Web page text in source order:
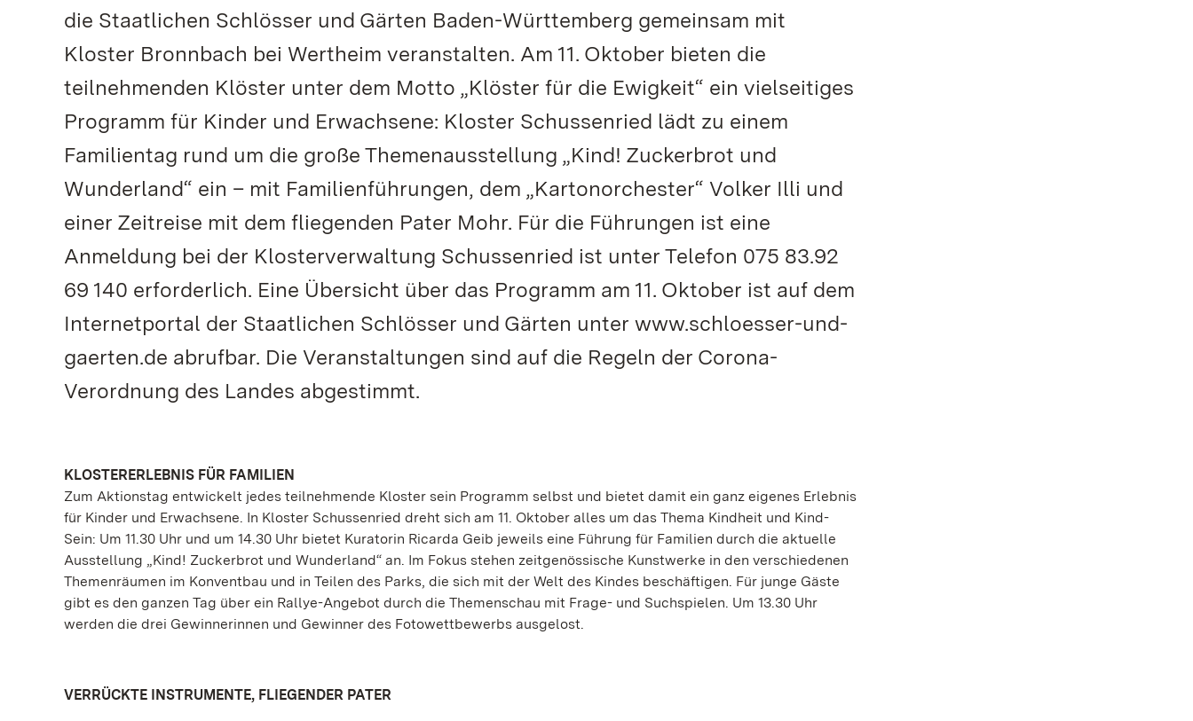
die Staatlichen Schlösser und Gärten Baden-Württemberg gemeinsam mit
Kloster Bronnbach bei Wertheim veranstalten. Am 11. Oktober bieten die
teilnehmenden Klöster unter dem Motto „Klöster für die Ewigkeit“ ein vielseitiges
Programm für Kinder und Erwachsene: Kloster Schussenried lädt zu einem
Familientag rund um die große Themenausstellung „Kind! Zuckerbrot und
Wunderland“ ein – mit Familienführungen, dem „Kartonorchester“ Volker Illi und
einer Zeitreise mit dem fliegenden Pater Mohr. Für die Führungen ist eine
Anmeldung bei der Klosterverwaltung Schussenried ist unter Telefon 075 83.92
69 140 erforderlich. Eine Übersicht über das Programm am 11. Oktober ist auf dem
Internetportal der Staatlichen Schlösser und Gärten unter www.schloesser-und-
gaerten.de abrufbar. Die Veranstaltungen sind auf die Regeln der Corona-
Verordnung des Landes abgestimmt.
KLOSTERERLEBNIS FÜR FAMILIEN
Zum Aktionstag entwickelt jedes teilnehmende Kloster sein Programm selbst und bietet damit ein ganz eigenes Erlebnis
für Kinder und Erwachsene. In Kloster Schussenried dreht sich am 11. Oktober alles um das Thema Kindheit und Kind-
Sein: Um 11.30 Uhr und um 14.30 Uhr bietet Kuratorin Ricarda Geib jeweils eine Führung für Familien durch die aktuelle
Ausstellung „Kind! Zuckerbrot und Wunderland“ an. Im Fokus stehen zeitgenössische Kunstwerke in den verschiedenen
Themenräumen im Konventbau und in Teilen des Parks, die sich mit der Welt des Kindes beschäftigen. Für junge Gäste
gibt es den ganzen Tag über ein Rallye-Angebot durch die Themenschau mit Frage- und Suchspielen. Um 13.30 Uhr
werden die drei Gewinnerinnen und Gewinner des Fotowettbewerbs ausgelost.
VERRÜCKTE INSTRUMENTE, FLIEGENDER PATER